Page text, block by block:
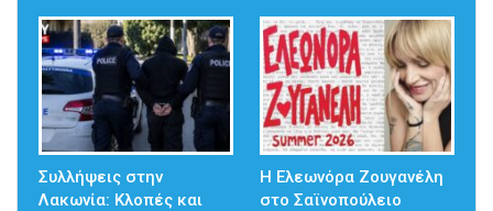
Συλλήψεις στην
Λακωνία: Κλοπές και
Η Ελεωνόρα Ζουγανέλη
στο Σαϊνοπούλειο